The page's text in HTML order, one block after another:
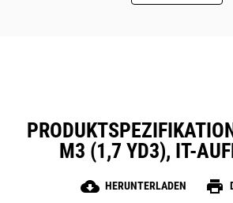
M3 (1,7 YD3), IT-
cloud_download HERUNTERLADEN print